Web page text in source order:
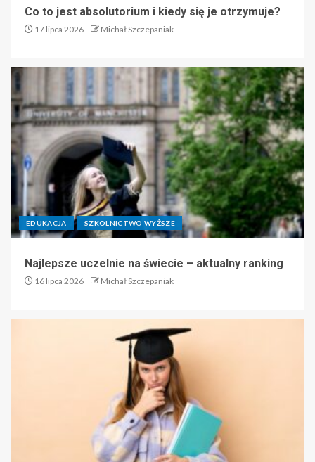
Co to jest absolutorium i kiedy się je otrzymuje?
17 lipca 2026 Michał Szczepaniak
EDUKACJA SZKOLNICTWO WYŻSZE
Najlepsze uczelnie na świecie – aktualny ranking
16 lipca 2026 Michał Szczepaniak